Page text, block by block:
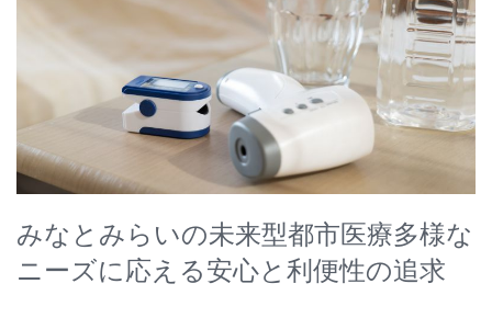
みなとみらいの未来型都市医療多様な
ニーズに応える安心と利便性の追求